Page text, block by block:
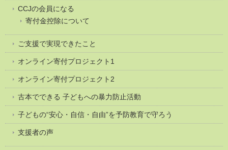
CCJの会員になる
寄付金控除について
ご支援で実現できたこと
オンライン寄付プロジェクト1
オンライン寄付プロジェクト2
古本でできる 子どもへの暴力防止活動
子どもの“安心・自信・自由”を予防教育で守ろう
支援者の声